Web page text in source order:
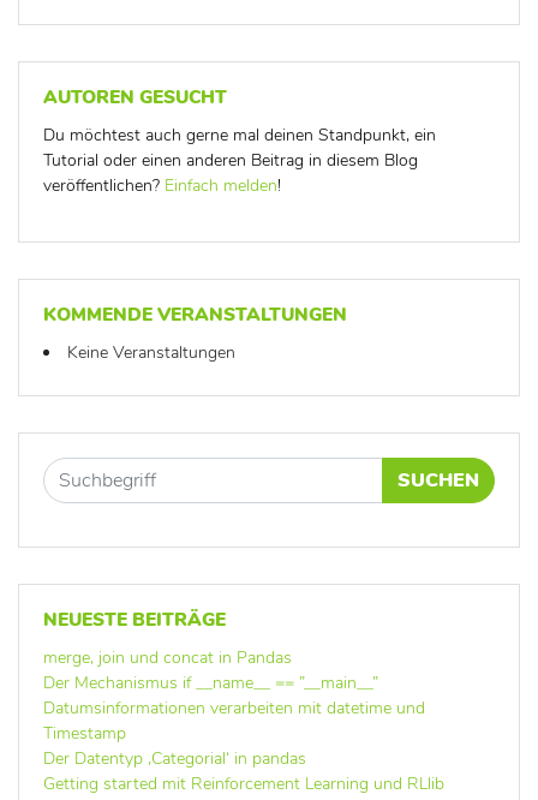
AUTOREN GESUCHT
Du möchtest auch gerne mal deinen Standpunkt, ein
Tutorial oder einen anderen Beitrag in diesem Blog
veröffentlichen? Einfach melden!
KOMMENDE VERANSTALTUNGEN
Keine Veranstaltungen
SUCHEN
NEUESTE BEITRÄGE
merge, join und concat in Pandas
Der Mechanismus if __name__ == ”__main__”
Datumsinformationen verarbeiten mit datetime und
Timestamp
Der Datentyp ‚Categorial‘ in pandas
Getting started mit Reinforcement Learning und RLlib